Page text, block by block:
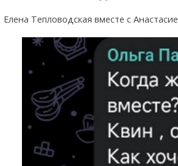
Елена Тепловодская вместе с